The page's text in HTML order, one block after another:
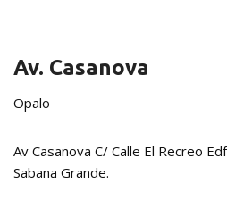
Av. Casanova
Opalo
Av Casanova C/ Calle El Recreo
Sabana Grande.